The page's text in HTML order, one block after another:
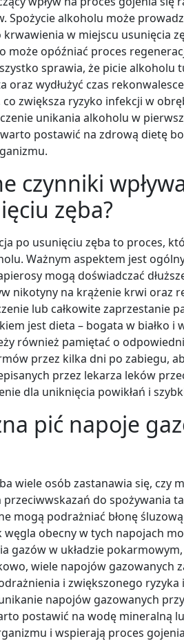
Spożycie alkoholu może
krwawienia w miejscu usunięcia
może opóźniać proces
sprawia, że picie alkoholu
oraz wydłużyć czas
zwiększa ryzyko infekcji w
unikania alkoholu w
postawić na zdrową dietę
czynniki
zęba?
po usunięciu zęba to proces,
Ważnym aspektem jest
mogą doświadczać
nikotyny na krążenie krwi oraz
lub całkowite zaprzestanie
jest dieta – bogata w białko
również pamiętać o
przez kilka dni po zabiegu,
przez lekarza leków
dla uniknięcia powikłań i
pić napoje
wiele osób zastanawia się, czy
przeciwwskazań do spożywania
mogą podrażniać błonę
węgla obecny w tych napojach
gazów w układzie
wiele napojów gazowanych
i zwiększonego
napojów gazowanych
postawić na wodę mineralną
i wspierają proces